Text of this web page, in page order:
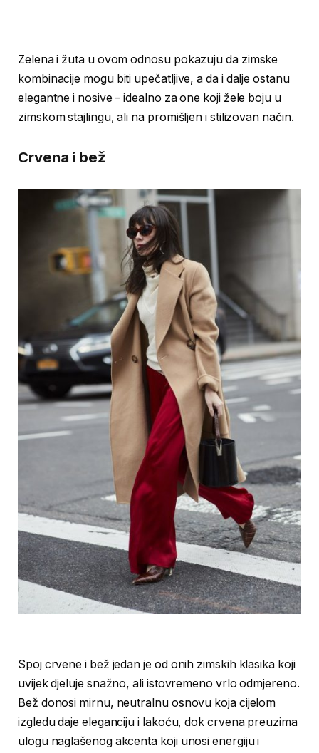
Zelena i žuta u ovom odnosu pokazuju da zimske
kombinacije mogu biti upečatljive, a da i dalje ostanu
elegantne i nosive – idealno za one koji žele boju u
zimskom stajlingu, ali na promišljen i stilizovan način.
Crvena i bež
Spoj crvene i bež jedan je od onih zimskih klasika koji
uvijek djeluje snažno, ali istovremeno vrlo odmjereno.
Bež donosi mirnu, neutralnu osnovu koja cijelom
izgledu daje eleganciju i lakoću, dok crvena preuzima
ulogu naglašenog akcenta koji unosi energiju i